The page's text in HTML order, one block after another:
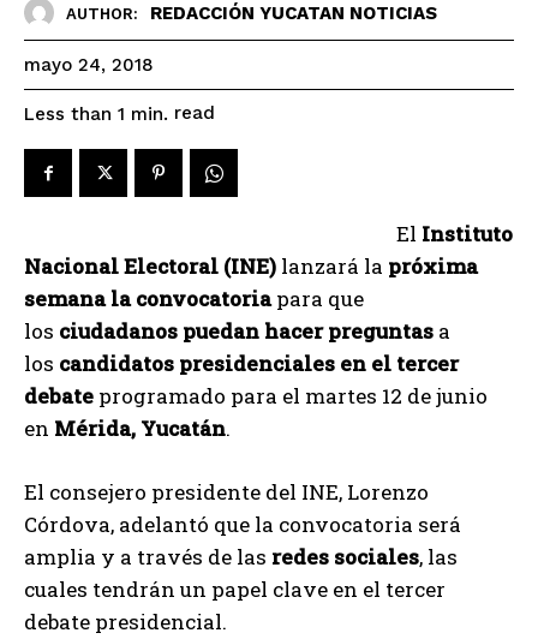
AUTHOR: REDACCIÓN YUCATAN NOTICIAS
mayo 24, 2018
Less than 1 min. read
El Instituto
Nacional Electoral (INE) lanzará la próxima
semana la convocatoriapara que
los ciudadanos puedan hacer preguntas a
los candidatos presidenciales en el tercer
debate programado para el martes 12 de junio
en Mérida, Yucatán.
El consejero presidente del INE, Lorenzo
Córdova, adelantó que la convocatoria será
amplia y a través de las redes sociales, las
cuales tendrán un papel clave en el tercer
debate presidencial.